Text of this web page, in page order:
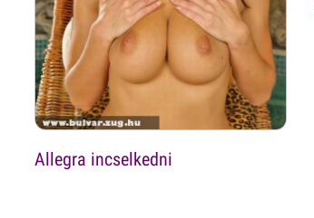
Allegra incselkedni